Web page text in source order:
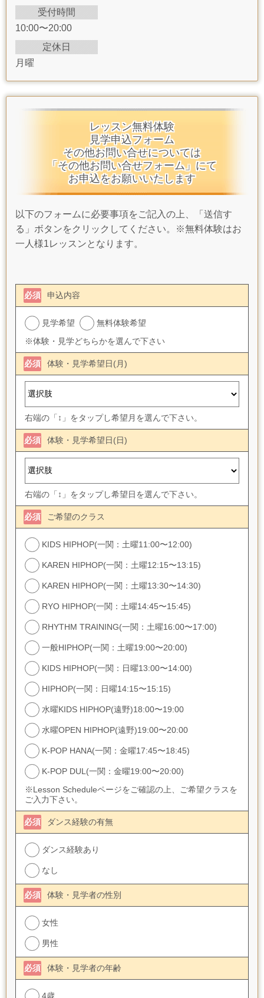
受付時間
10:00〜20:00
定休日
月曜
レッスン無料体験
見学申込フォーム
その他お問い合せについては
「その他お問い合せフォーム」にて
お申込をお願いいたします
以下のフォームに必要事項をご記入の上、「送信す
る」ボタンをクリックしてください。※無料体験はお
一人様1レッスンとなります。
申込内容
必須
見学希望
無料体験希望
※体験・見学どちらかを選んで下さい
体験・見学希望日(月)
必須
右端の「↕」をタップし希望月を選んで下さい。
体験・見学希望日(日)
必須
右端の「↕」をタップし希望日を選んで下さい。
ご希望のクラス
必須
KIDS HIPHOP(一関：土曜11:00〜12:00)
KAREN HIPHOP(一関：土曜12:15〜13:15)
KAREN HIPHOP(一関：土曜13:30〜14:30)
RYO HIPHOP(一関：土曜14:45〜15:45)
RHYTHM TRAINING(一関：土曜16:00〜17:00)
一般HIPHOP(一関：土曜19:00〜20:00)
KIDS HIPHOP(一関：日曜13:00〜14:00)
HIPHOP(一関：日曜14:15〜15:15)
水曜KIDS HIPHOP(遠野)18:00〜19:00
水曜OPEN HIPHOP(遠野)19:00〜20:00
K-POP HANA(一関：金曜17:45〜18:45)
K-POP DUL(一関：金曜19:00〜20:00)
※Lesson Scheduleページをご確認の上、ご希望クラスを
ご入力下さい。
ダンス経験の有無
必須
ダンス経験あり
なし
体験・見学者の性別
必須
女性
男性
体験・見学者の年齢
必須
4歳